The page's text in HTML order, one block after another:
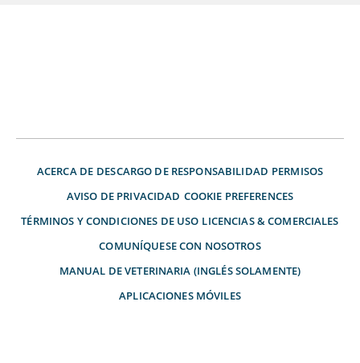
ACERCA DE DESCARGO DE RESPONSABILIDAD PERMISOS
AVISO DE PRIVACIDAD COOKIE PREFERENCES
TÉRMINOS Y CONDICIONES DE USO LICENCIAS & COMERCIALES
COMUNÍQUESE CON NOSOTROS
MANUAL DE VETERINARIA (INGLÉS SOLAMENTE)
APLICACIONES MÓVILES